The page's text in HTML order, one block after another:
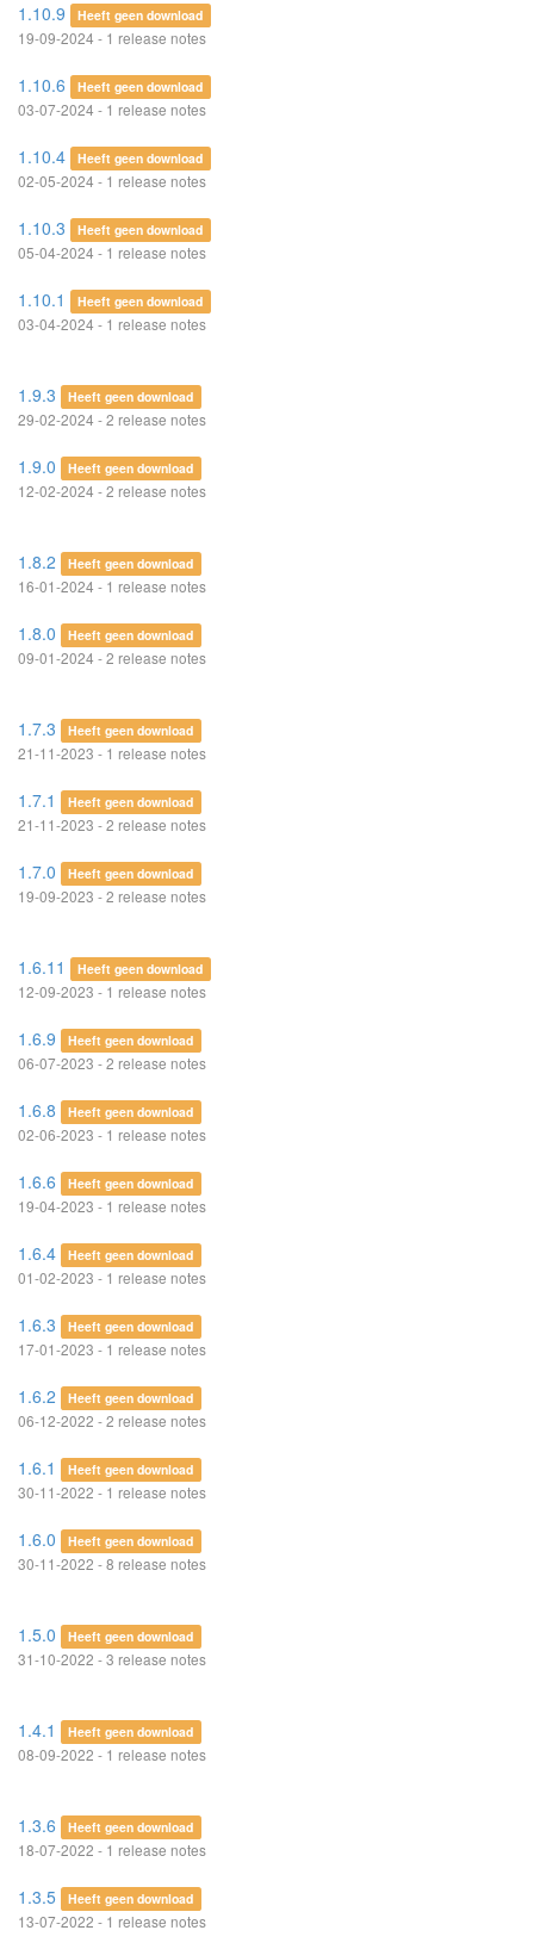
1.10.9 Heeft geen download
19-09-2024 - 1 release notes
1.10.6 Heeft geen download
03-07-2024 - 1 release notes
1.10.4 Heeft geen download
02-05-2024 - 1 release notes
1.10.3 Heeft geen download
05-04-2024 - 1 release notes
1.10.1 Heeft geen download
03-04-2024 - 1 release notes
1.9.3 Heeft geen download
29-02-2024 - 2 release notes
1.9.0 Heeft geen download
12-02-2024 - 2 release notes
1.8.2 Heeft geen download
16-01-2024 - 1 release notes
1.8.0 Heeft geen download
09-01-2024 - 2 release notes
1.7.3 Heeft geen download
21-11-2023 - 1 release notes
1.7.1 Heeft geen download
21-11-2023 - 2 release notes
1.7.0 Heeft geen download
19-09-2023 - 2 release notes
1.6.11 Heeft geen download
12-09-2023 - 1 release notes
1.6.9 Heeft geen download
06-07-2023 - 2 release notes
1.6.8 Heeft geen download
02-06-2023 - 1 release notes
1.6.6 Heeft geen download
19-04-2023 - 1 release notes
1.6.4 Heeft geen download
01-02-2023 - 1 release notes
1.6.3 Heeft geen download
17-01-2023 - 1 release notes
1.6.2 Heeft geen download
06-12-2022 - 2 release notes
1.6.1 Heeft geen download
30-11-2022 - 1 release notes
1.6.0 Heeft geen download
30-11-2022 - 8 release notes
1.5.0 Heeft geen download
31-10-2022 - 3 release notes
1.4.1 Heeft geen download
08-09-2022 - 1 release notes
1.3.6 Heeft geen download
18-07-2022 - 1 release notes
1.3.5 Heeft geen download
13-07-2022 - 1 release notes